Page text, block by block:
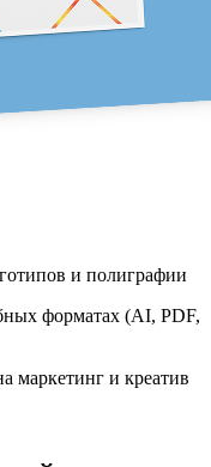
и полиграфии
форматах (AI, PDF,
маркетинг и креатив